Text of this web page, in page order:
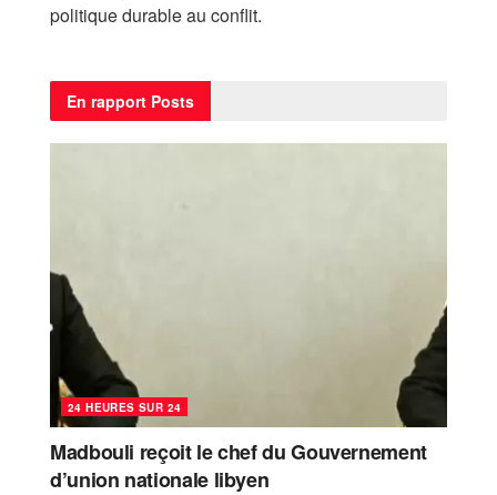
politique durable au conflit.
En rapport Posts
24 HEURES SUR 24
Madbouli reçoit le chef du Gouvernement
d’union nationale libyen